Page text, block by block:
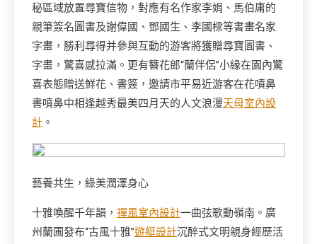
秘區域放置尋寶信物，對應有名作家李娟、馬伯庸的
親筆簽名圖書及謝偉國、鄧國生、李國樑等書畫名家
字畫，勝利尋得并參與互動的游客將獲贈尋寶圖書、
字畫，驚喜感拉滿。更有簪花郎“蘭伴侶”小緣在園內驚
喜表態贈送鮮花、書簽，邀請市平易近游客在花噴鼻
書噴鼻中相逢越秀最美四月天的人文浪漫天母室內設
計 。
藝養共生，綠美潤澤身心
十雅喚醒千年韻， 禪風室內設計一曲弦歌動嶺南。廣
州蘭圃發布“古風十雅”遊艇設計沉醉式文明親身經歷活